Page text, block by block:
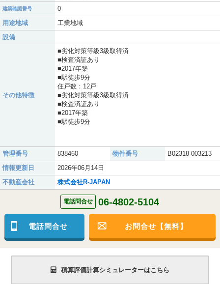
建築確認番号
0
用途地域
工業地域
設備
その他特徴
■劣化対策等級3級取得済
■検査済証あり
■2017年築
■駅徒歩9分
住戸数：12戸
■劣化対策等級3級取得済
■検査済証あり
■2017年築
■駅徒歩9分
管理番号 838460 物件番号
B02318-003213
情報更新日
2026年06月14日
不動産会社
株式会社R-JAPAN
電話問合せ 06-4802-5104
電話問合せ お問合せ【無料】
積算評価計算シミュレーターはこちら